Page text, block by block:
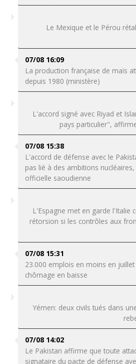
Le Mexique et le Pérou
07/08 16:09
La production française de maïs
depuis 1980 (ministère)
L'accord signé avec Riyad et
pays particulier",
07/08 15:38
L'accord de défense avec le
pas lié à des ambitions
officielle saoudienne
L'Espagne met en garde l'Italie
rétorsion si les contrôles aux
07/08 15:31
23.000 emplois en moins en
chômage en baisse
Yémen: deux civils tués dans
07/08 14:02
Le Pakistan affirme que toute
signataire du pacte de défense